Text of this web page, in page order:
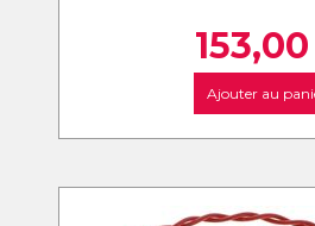
153,00
Ajouter au